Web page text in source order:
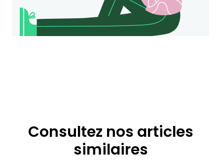
Consultez nos articles
similaires